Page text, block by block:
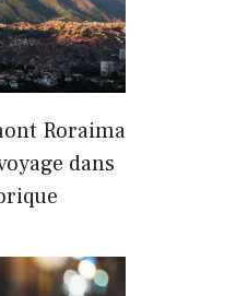
Roraima
dans